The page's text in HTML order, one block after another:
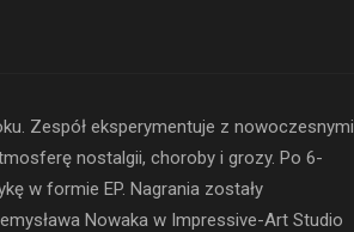
Zespół eksperymentuje z nowoczesnymi
nostalgii, choroby i grozy. Po 6-
w formie EP. Nagrania zostały
Nowaka w Impressive-Art Studio